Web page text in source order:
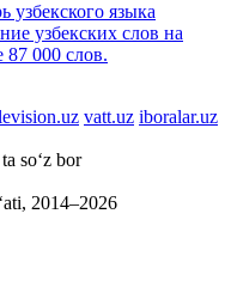
языка
узбекских слов на
87 000 слов.
vatt.uz iboralar.uz
ta so‘z bor
2014–2026